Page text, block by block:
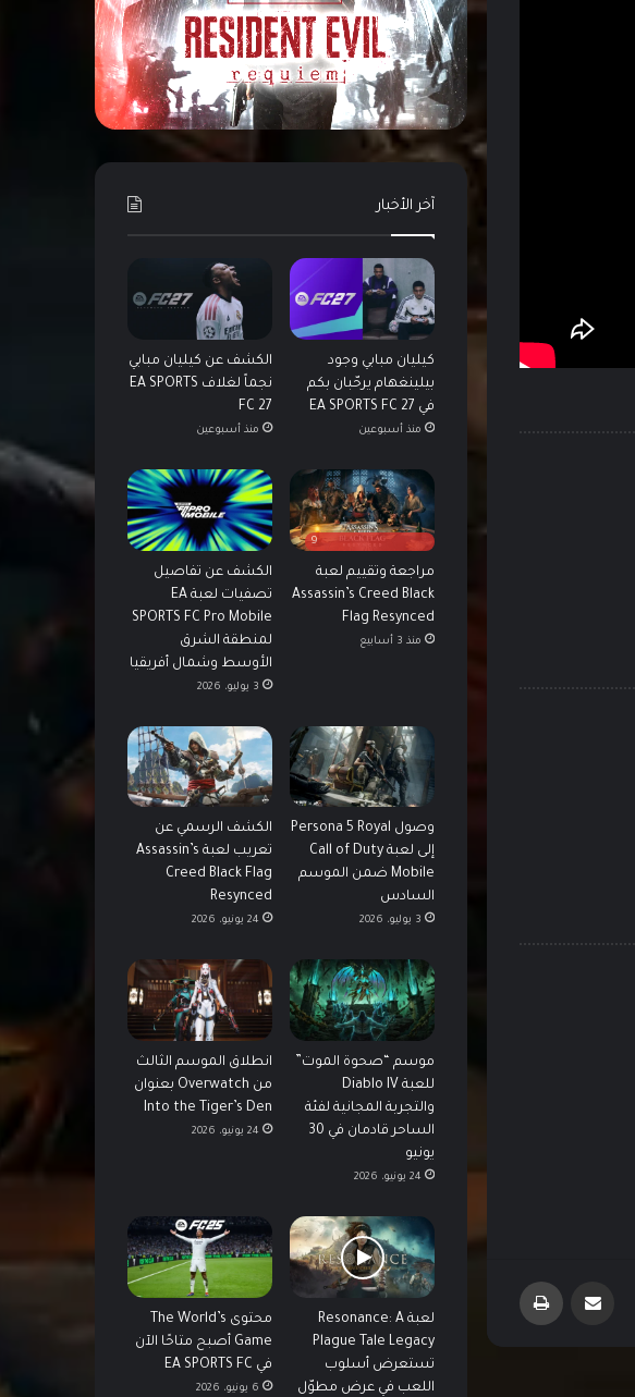
آخر الأخبار
كيليان مبابي وجود
بيلينغهام يرحّبان بكم
في EA SPORTS FC 27
منذ أسبوعين
الكشف عن كيليان مبابي
نجماً لغلاف EA SPORTS
FC 27
منذ أسبوعين
9
مراجعة وتقييم لعبة
Assassin’s Creed Black
Flag Resynced
منذ 3 أسابيع
الكشف عن تفاصيل
تصفيات لعبة EA
SPORTS FC Pro Mobile
لمنطقة الشرق
الأوسط وشمال أفريقيا
3 يوليو، 2026
وصول Persona 5 Royal
إلى لعبة Call of Duty
Mobile ضمن الموسم
السادس
3 يوليو، 2026
الكشف الرسمي عن
تعريب لعبة Assassin’s
Creed Black Flag
Resynced
24 يونيو، 2026
موسم “صحوة الموت”
للعبة Diablo IV
والتجربة المجانية لفئة
الساحر قادمان في 30
يونيو
24 يونيو، 2026
انطلاق الموسم الثالث
من Overwatch بعنوان
Into the Tiger’s Den
24 يونيو، 2026
لعبة Resonance: A
Plague Tale Legacy
تستعرض أسلوب
اللعب في عرض مطوّل
محتوى The World’s
Game أصبح متاحًا الآن
في EA SPORTS FC
6 يونيو، 2026